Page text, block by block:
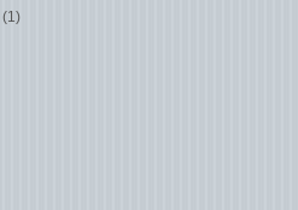
(1)